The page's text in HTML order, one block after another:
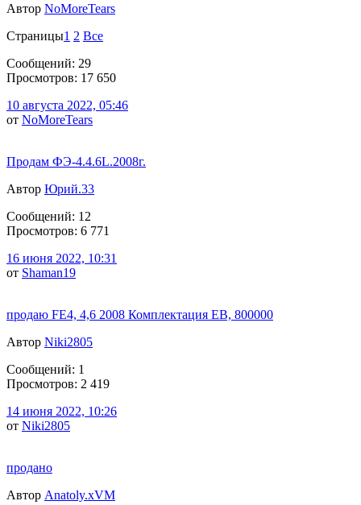
Автор NoMoreTears
Страницы1 2 Все
Сообщений: 29
Просмотров: 17 650
10 августа 2022, 05:46
от NoMoreTears
Продам ФЭ-4.4.6L.2008г.
Автор Юрий.33
Сообщений: 12
Просмотров: 6 771
16 июня 2022, 10:31
от Shaman19
продаю FE4, 4,6 2008 Комплектация EB, 800000
Автор Niki2805
Сообщений: 1
Просмотров: 2 419
14 июня 2022, 10:26
от Niki2805
продано
Автор Anatoly.xVM